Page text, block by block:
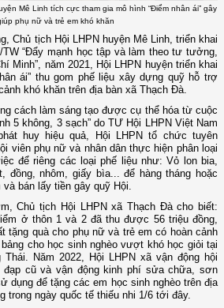
Mê Linh tích cực tham gia mô hình “Điểm nhân ái” gây
phụ nữ và trẻ em khó khăn
Chủ tịch Hội LHPN huyện Mê Linh, triển khai
“Đẩy mạnh học tập và làm theo tư tưởng,
Minh”, năm 2021, Hội LHPN huyện triển khai
ái” thu gom phế liệu xây dựng quỹ hỗ trợ
khó khăn trên địa bàn xã Thạch Đà.
cách làm sáng tạo được cụ thể hóa từ cuộc
5 không, 3 sạch” do TƯ Hội LHPN Việt Nam
huy hiệu quả, Hội LHPN tổ chức tuyên
viên phụ nữ và nhân dân thực hiện phân loại
để riêng các loại phế liệu như: Vỏ lon bia,
đồng, nhôm, giấy bìa... để hàng tháng hoặc
bán lấy tiền gây quỹ Hội.
Chủ tịch Hội LHPN xã Thạch Đà cho biết:
ở thôn 1 và 2 đã thu được 56 triệu đồng,
tặng quà cho phụ nữ và trẻ em có hoàn cảnh
cho học sinh nghèo vượt khó học giỏi tại
Năm 2022, Hội LHPN xã vận động hội
cũ và vận động kinh phí sửa chữa, sơn
dụng để tặng các em học sinh nghèo trên địa
trong ngày quốc tế thiếu nhi 1/6 tới đây.